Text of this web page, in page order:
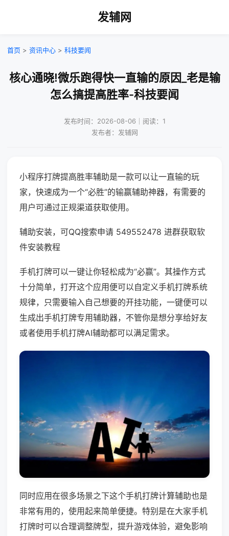
发辅网
首页 > 资讯中心 > 科技要闻
核心通晓!微乐跑得快一直输的原因_老是输
怎么搞提高胜率-科技要闻
发布时间：2026-08-06｜阅读：1
发布者：发辅网
小程序打牌提高胜率辅助是一款可以让一直输的玩
家，快速成为一个“必胜”的输赢辅助神器，有需要的
用户可通过正规渠道获取使用。
辅助安装，可QQ搜索申请 549552478 进群获取软
件安装教程
手机打牌可以一键让你轻松成为“必赢”。其操作方式
十分简单，打开这个应用便可以自定义手机打牌系统
规律，只需要输入自己想要的开挂功能，一键便可以
生成出手机打牌专用辅助器，不管你是想分享给好友
或者使用手机打牌AI辅助都可以满足需求。
同时应用在很多场景之下这个手机打牌计算辅助也是
非常有用的，使用起来简单便捷。特别是在大家手机
打牌时可以合理调整牌型，提升游戏体验，避免影响